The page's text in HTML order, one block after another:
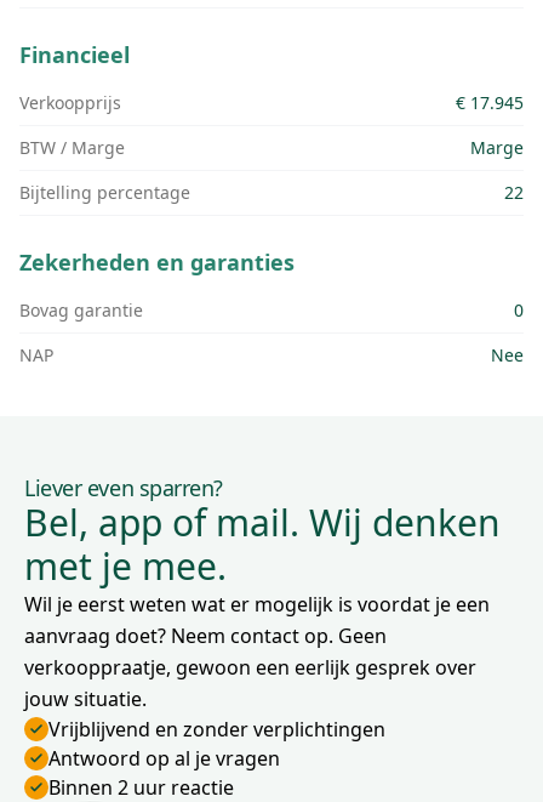
Financieel
Verkoopprijs
€ 17.945
BTW / Marge
Marge
Bijtelling percentage
22
Zekerheden en garanties
Bovag garantie
0
NAP
Nee
Liever even sparren?
Bel, app of mail. Wij denken
met je mee.
Wil je eerst weten wat er mogelijk is voordat je een
aanvraag doet? Neem contact op. Geen
verkooppraatje, gewoon een eerlijk gesprek over
jouw situatie.
Vrijblijvend en zonder verplichtingen
Antwoord op al je vragen
Binnen 2 uur reactie